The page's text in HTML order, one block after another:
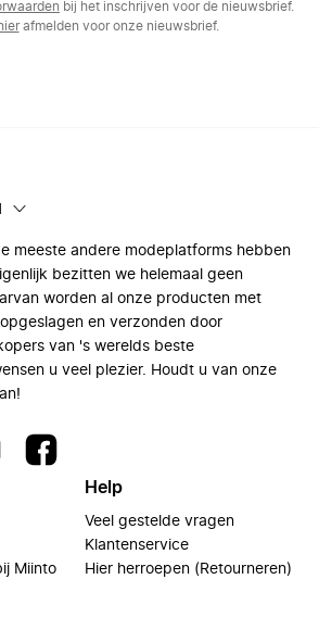
bij het inschrijven voor de nieuwsbrief.
hierafmelden voor onze nieuwsbrief.
meeste andere modeplatforms hebben
bezitten we helemaal geen
worden al onze producten met
en verzonden door
van 's werelds beste
u veel plezier. Houdt u van onze
Miinto
Help
Veel gestelde vragen
Klantenservice
Hier herroepen (Retourneren)